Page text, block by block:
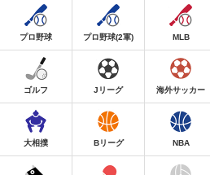
プロ野球 プロ野球(2軍) MLB
ゴルフ Jリーグ 海外サッカー
大相撲 Bリーグ NBA